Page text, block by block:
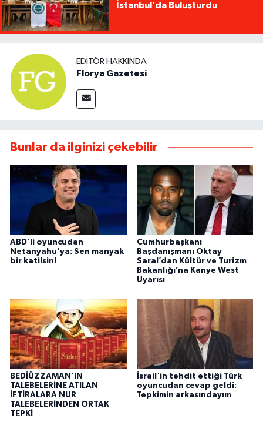
İstanbul’da Buluşturdu
EDITÖR HAKKINDA
Florya Gazetesi
Bunlar da ilginizi çekebilir
ABD'li oyuncudan
Netanyahu'ya: Sen manyak
bir katilsin!
Cumhurbaşkanı
Başdanışmanı Oktay
Saral’dan Kültür ve Turizm
Bakanlığı’na Kanye West
Uyarısı
BEDİÜZZAMAN'IN
TALEBELERİNE ATILAN
İFTİRALARA NUR
TALEBELERİNDEN ORTAK
TEPKİ
İsrail'in tehdit ettiği Türk
oyuncudan cevap geldi:
Tepkimin arkasındayım